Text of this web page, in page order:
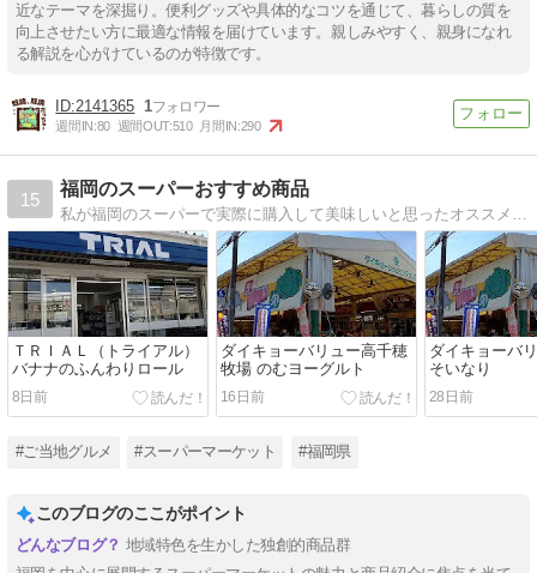
近なテーマを深掘り。便利グッズや具体的なコツを通じて、暮らしの質を
向上させたい方に最適な情報を届けています。親しみやすく、親身になれ
る解説を心がけているのが特徴です。
2141365 1
週間IN:80 週間OUT:510 月間IN:290
15
福岡のスーパーおすすめ商品
ＴＲＩＡＬ（トライアル）
バナナのふんわりロール
8日前
ダイキョーバリュー高千穂
牧場 のむヨーグルト
16日前
ダイキョーバ
そいなり
28日前
#ご当地グルメ #スーパーマーケット #福岡県
このブログのここがポイント
地域特色を生かした独創的商品群